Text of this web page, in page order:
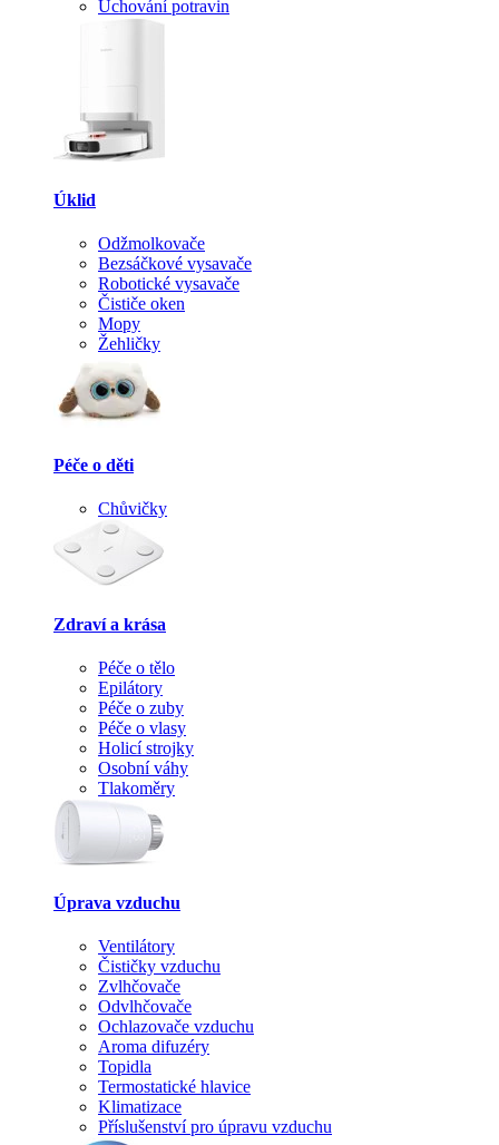
Uchování potravin
Úklid
Odžmolkovače
Bezsáčkové vysavače
Robotické vysavače
Čističe oken
Mopy
Žehličky
Péče o děti
Chůvičky
Zdraví a krása
Péče o tělo
Epilátory
Péče o zuby
Péče o vlasy
Holicí strojky
Osobní váhy
Tlakoměry
Úprava vzduchu
Ventilátory
Čističky vzduchu
Zvlhčovače
Odvlhčovače
Ochlazovače vzduchu
Aroma difuzéry
Topidla
Termostatické hlavice
Klimatizace
Příslušenství pro úpravu vzduchu